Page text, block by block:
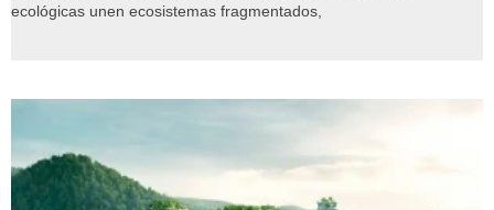
ecológicas unen ecosistemas fragmentados,